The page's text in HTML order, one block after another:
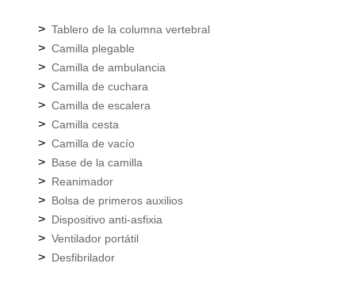
> Tablero de la columna vertebral
> Camilla plegable
> Camilla de ambulancia
> Camilla de cuchara
> Camilla de escalera
> Camilla cesta
> Camilla de vacío
> Base de la camilla
> Reanimador
> Bolsa de primeros auxilios
> Dispositivo anti-asfixia
> Ventilador portátil
> Desfibrilador